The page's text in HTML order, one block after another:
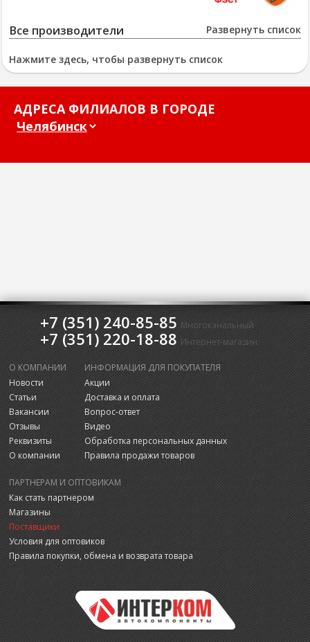
Развернуть список
Все производители
Нажмите здесь, чтобы развернуть список
АДРЕСА ФИЛИАЛОВ В ГОРОДЕ
+7 (351) 240-85-85 Многоканальный
+7 (351) 220-18-88 Интернет-магазин
О КОМПАНИИ
Новости
Статьи
Вакансии
Отзывы
Реквизиты
О компании
ИНФОРМАЦИЯ ДЛЯ ПОКУПАТЕЛЯ
Акции
Доставка и оплата
Вопрос-ответ
Видео
Обработка персональных данных
Правила продажи товаров
ПАРТНЕРАМ И ОПТОВИКАМ
Как стать партнером
Магазины
Поставщики
Условия для оптовиков
Правила покупки, обмена и возврата товара